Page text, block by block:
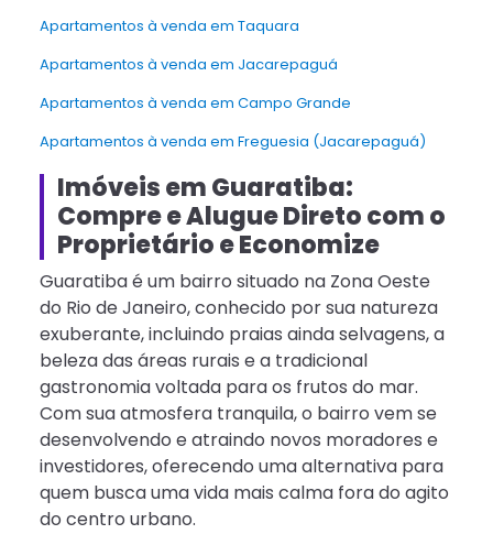
Apartamentos à venda em Taquara
Apartamentos à venda em Jacarepaguá
Apartamentos à venda em Campo Grande
Apartamentos à venda em Freguesia (Jacarepaguá)
Imóveis em Guaratiba:
Compre e Alugue Direto com o
Proprietário e Economize
Guaratiba é um bairro situado na Zona Oeste
do Rio de Janeiro, conhecido por sua natureza
exuberante, incluindo praias ainda selvagens, a
beleza das áreas rurais e a tradicional
gastronomia voltada para os frutos do mar.
Com sua atmosfera tranquila, o bairro vem se
desenvolvendo e atraindo novos moradores e
investidores, oferecendo uma alternativa para
quem busca uma vida mais calma fora do agito
do centro urbano.